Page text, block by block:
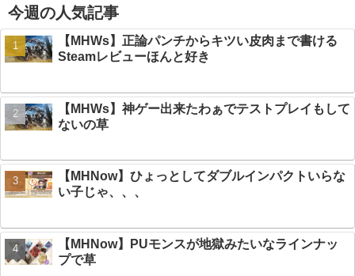
今週の人気記事
【MHWs】正論パンチからキツい皮肉まで書ける
Steamレビューほんと好き
【MHWs】神ゲー出来たわぁでテストプレイもして
ないの草
【MHNow】ひょっとしてダブルインパクトいらな
い子じゃ、、、
【MHNow】PUモンスが地獄みたいなラインナッ
プで草